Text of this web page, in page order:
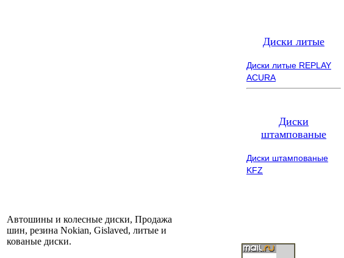
Диски литые
Диски литые REPLAY
ACURA
Диски
штампованые
Диски штампованые
KFZ
Автошины и колесные диски, Продажа
шин, резина Nokian, Gislaved, литые и
кованые диски.